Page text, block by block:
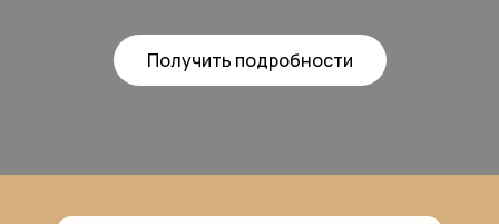
Получить подробности